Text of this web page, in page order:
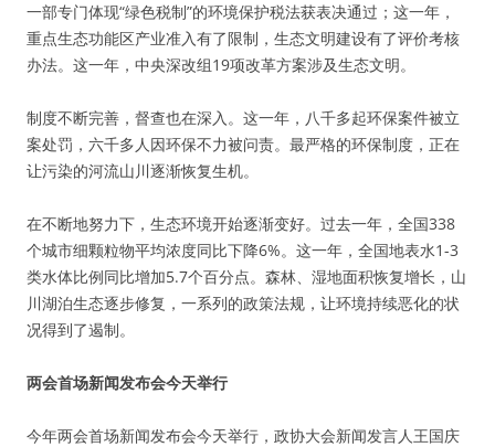
一部专门体现“绿色税制”的环境保护税法获表决通过；这一年，
重点生态功能区产业准入有了限制，生态文明建设有了评价考核
办法。这一年，中央深改组19项改革方案涉及生态文明。
制度不断完善，督查也在深入。这一年，八千多起环保案件被立
案处罚，六千多人因环保不力被问责。最严格的环保制度，正在
让污染的河流山川逐渐恢复生机。
在不断地努力下，生态环境开始逐渐变好。过去一年，全国338
个城市细颗粒物平均浓度同比下降6%。这一年，全国地表水1-3
类水体比例同比增加5.7个百分点。森林、湿地面积恢复增长，山
川湖泊生态逐步修复，一系列的政策法规，让环境持续恶化的状
况得到了遏制。
两会首场新闻发布会今天举行
今年两会首场新闻发布会今天举行，政协大会新闻发言人王国庆